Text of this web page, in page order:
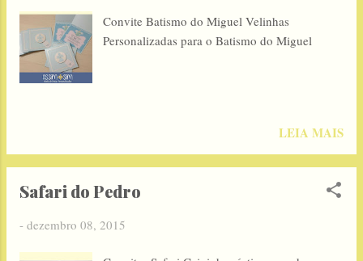
Convite Batismo do Miguel Velinhas
Personalizadas para o Batismo do Miguel
LEIA MAIS
Safari do Pedro
- dezembro 08, 2015